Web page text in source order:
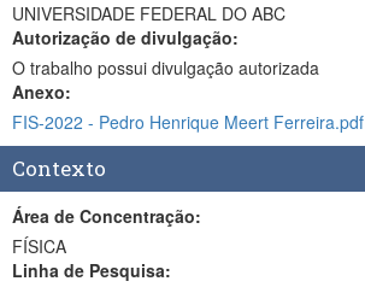
UNIVERSIDADE FEDERAL DO ABC
Autorização de divulgação:
O trabalho possui divulgação autorizada
Anexo:
FIS-2022 - Pedro Henrique Meert Ferreira.pdf
Contexto
Área de Concentração:
FÍSICA
Linha de Pesquisa: